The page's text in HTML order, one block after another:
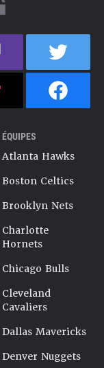
ÉQUIPES
Atlanta Hawks
Boston Celtics
Brooklyn Nets
Charlotte
Hornets
Chicago Bulls
Cleveland
Cavaliers
Dallas Mavericks
Denver Nuggets